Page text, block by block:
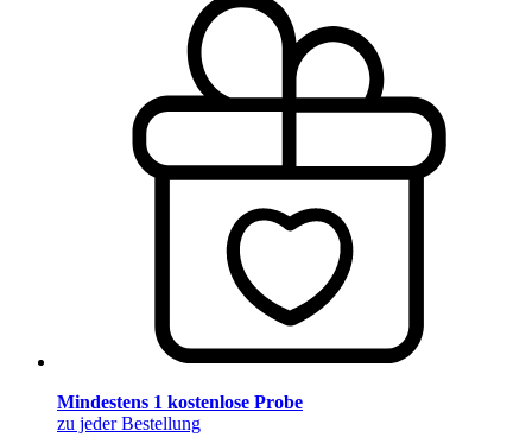
Mindestens 1 kostenlose Probe
zu jeder Bestellung